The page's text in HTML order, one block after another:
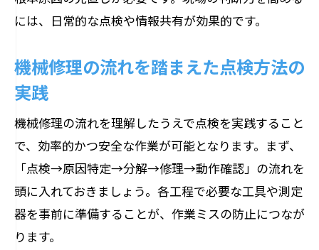
には、日常的な点検や情報共有が効果的です。
機械修理の流れを踏まえた点検方法の
実践
機械修理の流れを理解したうえで点検を実践すること
で、効率的かつ安全な作業が可能となります。まず、
「点検→原因特定→分解→修理→動作確認」の流れを
頭に入れておきましょう。各工程で必要な工具や測定
器を事前に準備することが、作業ミスの防止につなが
ります。